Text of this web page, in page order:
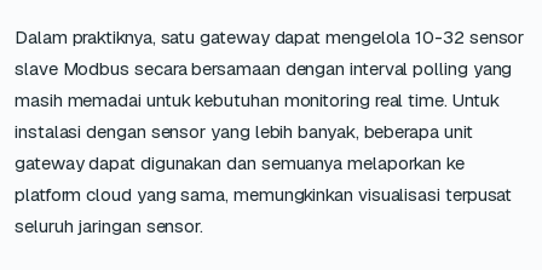
Dalam praktiknya, satu gateway dapat mengelola 10-32 sensor
slave Modbus secara bersamaan dengan interval polling yang
masih memadai untuk kebutuhan monitoring real time. Untuk
instalasi dengan sensor yang lebih banyak, beberapa unit
gateway dapat digunakan dan semuanya melaporkan ke
platform cloud yang sama, memungkinkan visualisasi terpusat
seluruh jaringan sensor.